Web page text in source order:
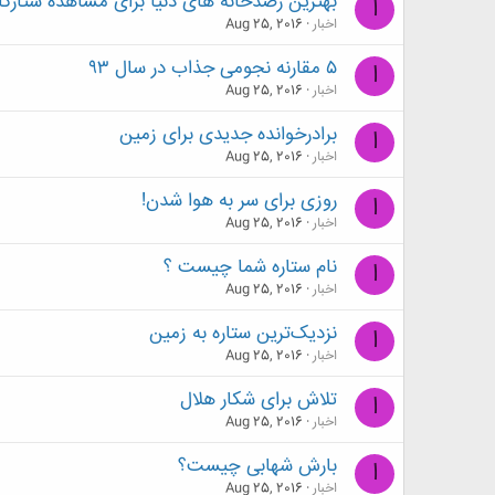
ا اخبار Aug 25, 2016
ا ۵ مقارنه نجومی جذاب در سال ۹۳
اخبار Aug 25, 2016
ا برادرخوانده جدیدی برای زمین
اخبار Aug 25, 2016
ا روزی برای سر به هوا شدن!
اخبار Aug 25, 2016
ا نام ستاره شما چیست ؟
اخبار Aug 25, 2016
ا نزدیک‌ترین ستاره به زمین
اخبار Aug 25, 2016
ا تلاش برای شکار هلال
اخبار Aug 25, 2016
ا بارش شهابی چیست؟
اخبار Aug 25, 2016